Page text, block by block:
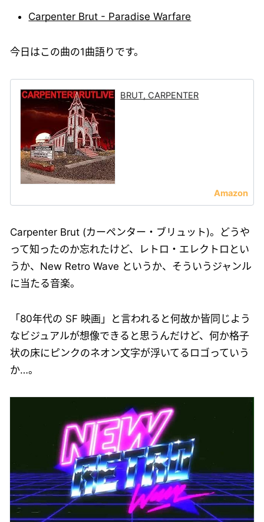
Carpenter Brut - Paradise Warfare
今日はこの曲の1曲語りです。
BRUT, CARPENTER
Carpenter Brut (カーペンター・ブリュット)。どうや
って知ったのか忘れたけど、レトロ・エレクトロとい
うか、New Retro Wave というか、そういうジャンル
に当たる音楽。
「80年代の SF 映画」と言われると何故か皆同じよう
なビジュアルが想像できると思うんだけど、何か格子
状の床にピンクのネオン文字が浮いてるロゴっていう
か…。